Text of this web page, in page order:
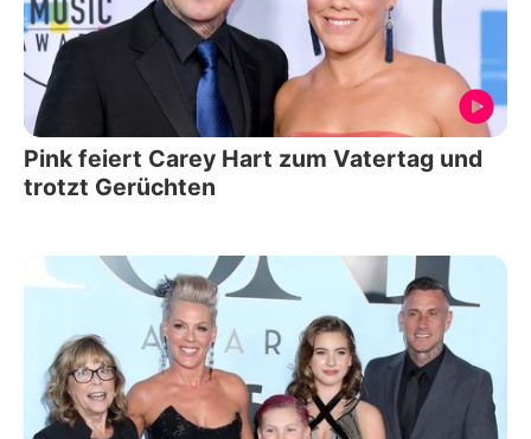
Pink feiert Carey Hart zum Vatertag und
trotzt Gerüchten